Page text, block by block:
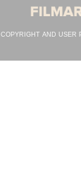
COPYRIGHT AND USER